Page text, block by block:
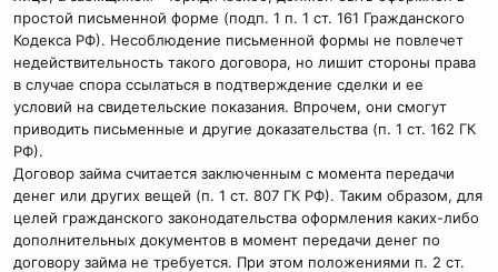
простой письменной форме (подп. 1 п. 1 ст. 161 Гражданского
Кодекса РФ). Несоблюдение письменной формы не повлечет
недействительность такого договора, но лишит стороны права
в случае спора ссылаться в подтверждение сделки и ее
условий на свидетельские показания. Впрочем, они смогут
приводить письменные и другие доказательства (п. 1 ст. 162 ГК
РФ).
Договор займа считается заключенным с момента передачи
денег или других вещей (п. 1 ст. 807 ГК РФ). Таким образом, для
целей гражданского законодательства оформления каких-либо
дополнительных документов в момент передачи денег по
договору займа не требуется. При этом положениями п. 2 ст.